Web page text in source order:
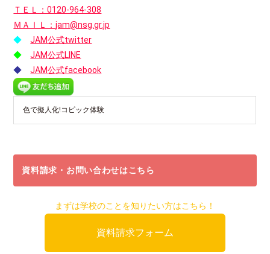
ＴＥＬ：0120-964-308
ＭＡＩＬ：jam@nsg.gr.jp
◆
JAM公式twitter
◆
JAM公式LINE
◆
JAM公式facebook
色で擬人化!コピック体験
資料請求・お問い合わせはこちら
まずは学校のことを知りたい方はこちら！
資料請求フォーム